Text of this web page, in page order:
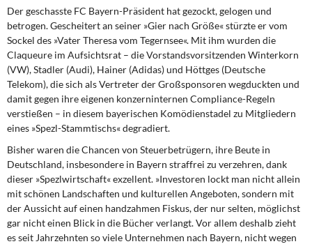
Der geschasste FC Bayern-Präsident hat gezockt, gelogen und
betrogen. Gescheitert an seiner »Gier nach Größe« stürzte er vom
Sockel des »Vater Theresa vom Tegernsee«. Mit ihm wurden die
Claqueure im Aufsichtsrat – die Vorstandsvorsitzenden Winterkorn
(VW), Stadler (Audi), Hainer (Adidas) und Höttges (Deutsche
Telekom), die sich als Vertreter der Großsponsoren wegduckten und
damit gegen ihre eigenen konzerninternen Compliance-Regeln
verstießen – in diesem bayerischen Komödienstadel zu Mitgliedern
eines »Spezl-Stammtischs« degradiert.
Bisher waren die Chancen von Steuerbetrügern, ihre Beute in
Deutschland, insbesondere in Bayern straffrei zu verzehren, dank
dieser »Spezlwirtschaft« exzellent. »Investoren lockt man nicht allein
mit schönen Landschaften und kulturellen Angeboten, sondern mit
der Aussicht auf einen handzahmen Fiskus, der nur selten, möglichst
gar nicht einen Blick in die Bücher verlangt. Vor allem deshalb zieht
es seit Jahrzehnten so viele Unternehmen nach Bayern, nicht wegen